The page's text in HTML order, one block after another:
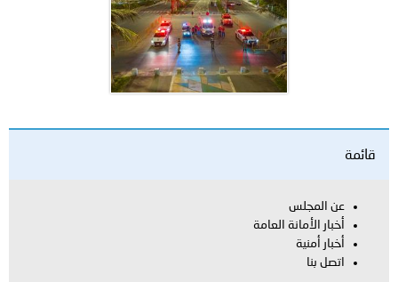
قائمة
عن المجلس
أخبار الأمانة العامة
أخبار أمنية
اتصل بنا